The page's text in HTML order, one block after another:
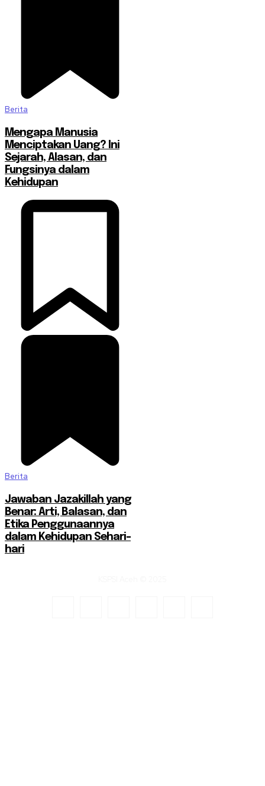
Berita
Mengapa Manusia
Menciptakan Uang? Ini
Sejarah, Alasan, dan
Fungsinya dalam
Kehidupan
Berita
Jawaban Jazakillah yang
Benar: Arti, Balasan, dan
Etika Penggunaannya
dalam Kehidupan Sehari-
hari